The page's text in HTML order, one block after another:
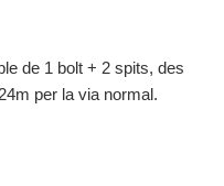
de 1 bolt + 2 spits, des
per la via normal.